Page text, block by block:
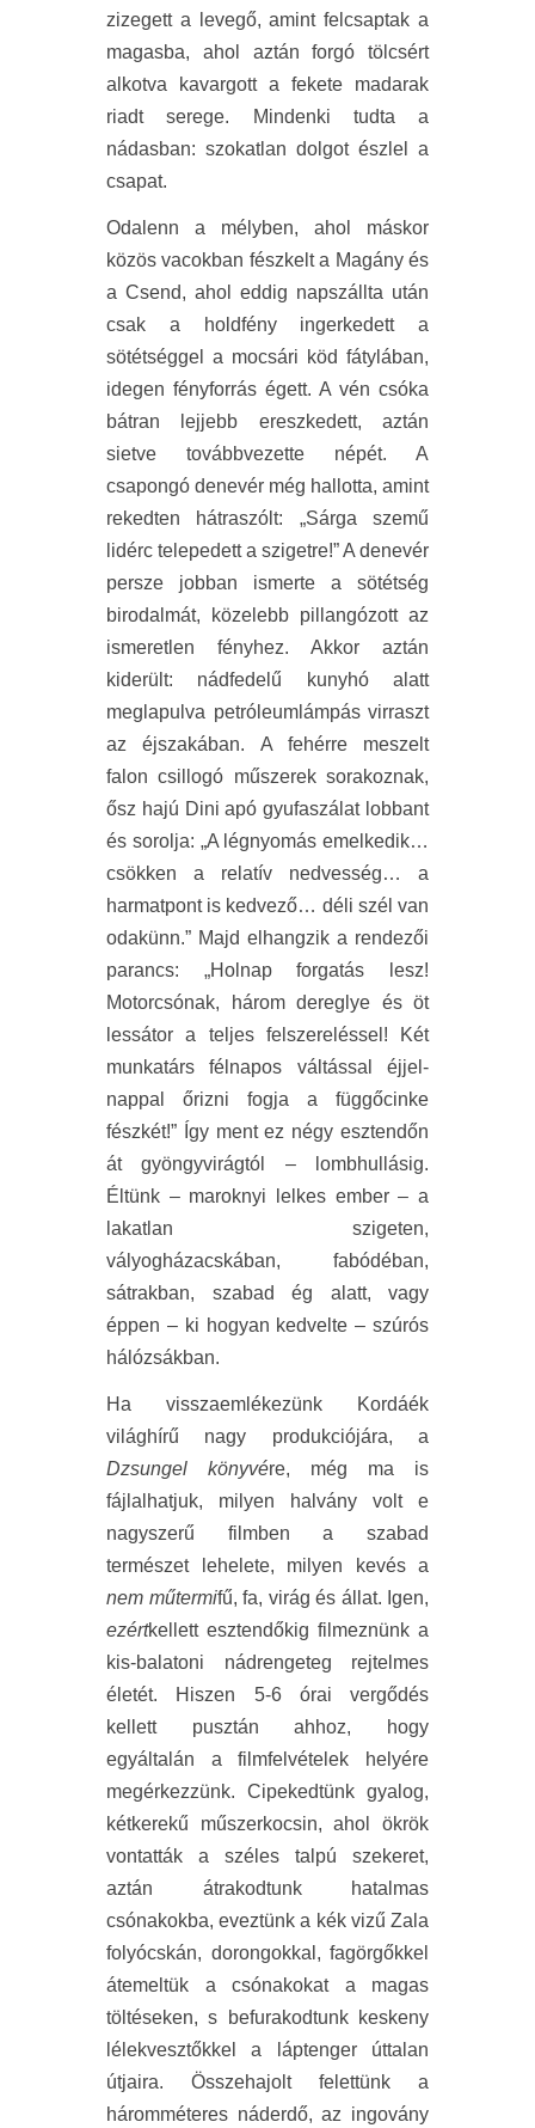
zizegett a levegő, amint felcsaptak a
magasba, ahol aztán forgó tölcsért
alkotva kavargott a fekete madarak
riadt serege. Mindenki tudta a
nádasban: szokatlan dolgot észlel a
csapat.
Odalenn a mélyben, ahol máskor
közös vacokban fészkelt a Magány és
a Csend, ahol eddig napszállta után
csak a holdfény ingerkedett a
sötétséggel a mocsári köd fátylában,
idegen fényforrás égett. A vén csóka
bátran lejjebb ereszkedett, aztán
sietve továbbvezette népét. A
csapongó denevér még hallotta, amint
rekedten hátraszólt: „Sárga szemű
lidérc telepedett a szigetre!” A denevér
persze jobban ismerte a sötétség
birodalmát, közelebb pillangózott az
ismeretlen fényhez. Akkor aztán
kiderült: nádfedelű kunyhó alatt
meglapulva petróleumlámpás virraszt
az éjszakában. A fehérre meszelt
falon csillogó műszerek sorakoznak,
ősz hajú Dini apó gyufaszálat lobbant
és sorolja: „A légnyomás emelkedik…
csökken a relatív nedvesség… a
harmatpont is kedvező… déli szél van
odakünn.” Majd elhangzik a rendezői
parancs: „Holnap forgatás lesz!
Motorcsónak, három dereglye és öt
lessátor a teljes felszereléssel! Két
munkatárs félnapos váltással éjjel-
nappal őrizni fogja a függőcinke
fészkét!” Így ment ez négy esztendőn
át gyöngyvirágtól – lombhullásig.
Éltünk – maroknyi lelkes ember – a
lakatlan szigeten,
vályogházacskában, fabódéban,
sátrakban, szabad ég alatt, vagy
éppen – ki hogyan kedvelte – szúrós
hálózsákban.
Ha visszaemlékezünk Kordáék
világhírű nagy produkciójára, a
Dzsungel könyvére, még ma is
fájlalhatjuk, milyen halvány volt e
nagyszerű filmben a szabad
természet lehelete, milyen kevés a
nem műtermifű, fa, virág és állat. Igen,
ezértkellett esztendőkig filmeznünk a
kis-balatoni nádrengeteg rejtelmes
életét. Hiszen 5-6 órai vergődés
kellett pusztán ahhoz, hogy
egyáltalán a filmfelvételek helyére
megérkezzünk. Cipekedtünk gyalog,
kétkerekű műszerkocsin, ahol ökrök
vontatták a széles talpú szekeret,
aztán átrakodtunk hatalmas
csónakokba, eveztünk a kék vizű Zala
folyócskán, dorongokkal, fagörgőkkel
átemeltük a csónakokat a magas
töltéseken, s befurakodtunk keskeny
lélekvesztőkkel a láptenger úttalan
útjaira. Összehajolt felettünk a
háromméteres náderdő, az ingovány